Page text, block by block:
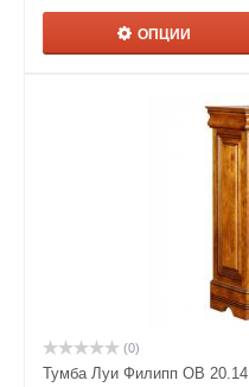
ОПЦИИ
(0)
Тумба Луи Филипп ОВ 20.14